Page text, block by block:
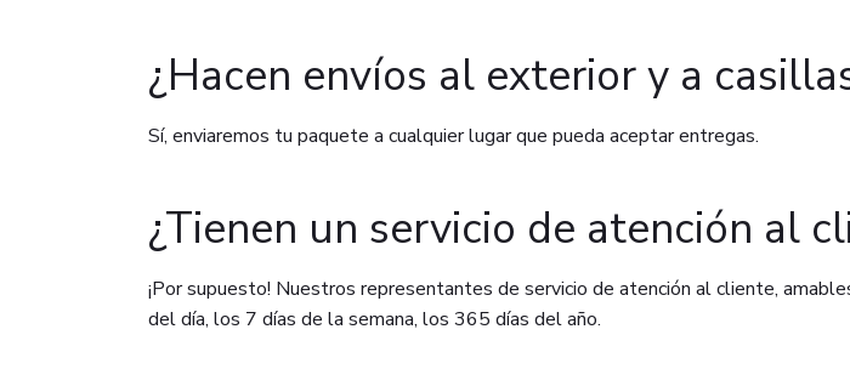
¿Hacen envíos al exterior y a
Sí, enviaremos tu paquete a cualquier lugar que pueda aceptar entregas.
¿Tienen un servicio de atención al
¡Por supuesto! Nuestros representantes de servicio de atención al cliente,
del día, los 7 días de la semana, los 365 días del año.